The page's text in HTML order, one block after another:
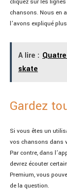
chansons. Nous en
l’avons expliqué
A lire :
skate
Gardez
Si vous êtes un
vos chansons dans
Par contre, dans
devrez écouter
Premium, vous
de la question.